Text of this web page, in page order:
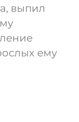
выпил
ему